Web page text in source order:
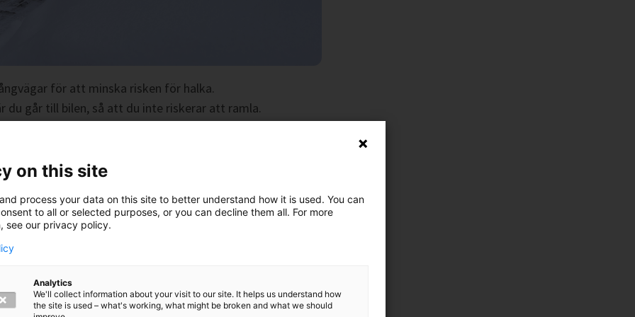
för att minska risken för halka.
du går till bilen, så att du inte riskerar att ramla.
ordinarie arbetstid och rycker in när det behövs. Snön
är det viktigt att vi kan börja arbeta direkt när den faller.
Vi arbetar så snabbt vi kan och gör vårt bästa för
on this site
process your data on this site to better understand how it is used. You can
to all or selected purposes, or you can decline them all. For more
see our privacy policy.
Analytics
We'll collect information about your visit to our site. It helps us understand how
the site is used – what's working, what might be broken and what we should